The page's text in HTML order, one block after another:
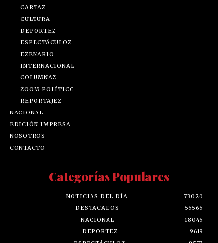
CARTAZ
CULTURA
DEPORTEZ
ESPECTÁCULOZ
EZENARIO
INTERNACIONAL
COLUMNAZ
ZOOM POLÍTICO
REPORTAJEZ
NACIONAL
EDICIÓN IMPRESA
NOSOTROS
CONTACTO
Categorías Populares
NOTICIAS DEL DÍA
73020
DESTACADOS
55565
NACIONAL
18045
DEPORTEZ
9619